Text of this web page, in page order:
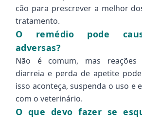
cão para prescrever a melhor
tratamento.
O remédio pode
adversas?
Não é comum, mas reações
diarreia e perda de apetite
isso aconteça, suspenda o uso e
com o veterinário.
O que devo fazer se